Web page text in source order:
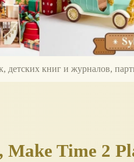
детских книг и журналов,
Make Time 2